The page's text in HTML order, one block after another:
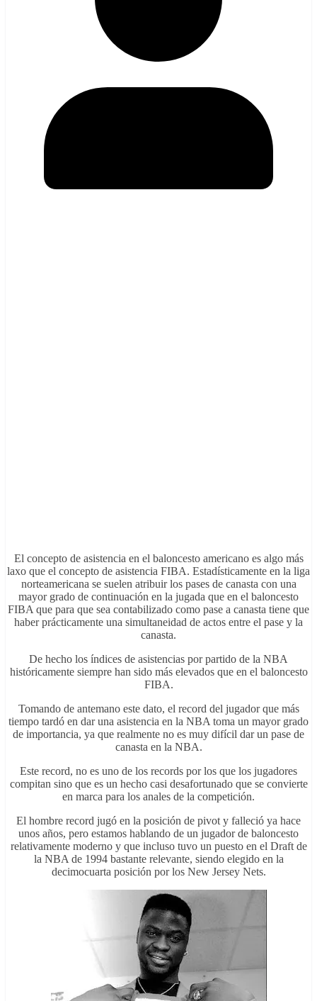
El concepto de asistencia en el baloncesto americano es algo más
laxo que el concepto de asistencia FIBA. Estadísticamente en la liga
norteamericana se suelen atribuir los pases de canasta con una
mayor grado de continuación en la jugada que en el baloncesto
FIBA que para que sea contabilizado como pase a canasta tiene que
haber prácticamente una simultaneidad de actos entre el pase y la
canasta.
De hecho los índices de asistencias por partido de la NBA
históricamente siempre han sido más elevados que en el baloncesto
FIBA.
Tomando de antemano este dato, el record del jugador que más
tiempo tardó en dar una asistencia en la NBA toma un mayor grado
de importancia, ya que realmente no es muy difícil dar un pase de
canasta en la NBA.
Este record, no es uno de los records por los que los jugadores
compitan sino que es un hecho casi desafortunado que se convierte
en marca para los anales de la competición.
El hombre record jugó en la posición de pivot y falleció ya hace
unos años, pero estamos hablando de un jugador de baloncesto
relativamente moderno y que incluso tuvo un puesto en el Draft de
la NBA de 1994 bastante relevante, siendo elegido en la
decimocuarta posición por los New Jersey Nets.